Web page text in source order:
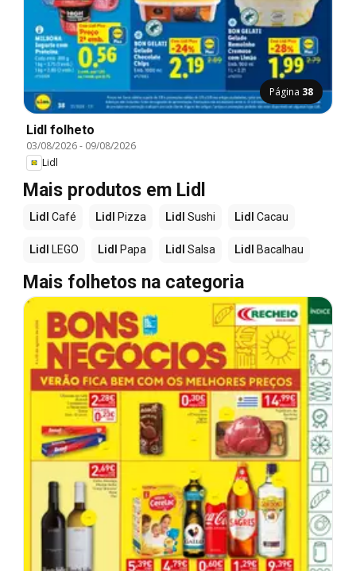
Página 38
Lidl folheto
03/08/2026- 09/08/2026
Lidl
Mais produtos em Lidl
Lidl Café Lidl Pizza Lidl Sushi Lidl Cacau
Lidl LEGO Lidl Papa Lidl Salsa Lidl Bacalhau
Mais folhetos na categoria